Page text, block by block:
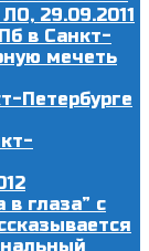
29.09.2011
в Санкт-
мечеть
Петербурге
в глаза” с